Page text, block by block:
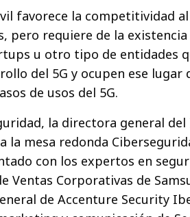
favorece la competitividad
pero requiere de la existencia
u otro tipo de entidades
del 5G y ocupen ese lugar
de usos del 5G.
la directora general del
la mesa redonda
con los expertos en
Ventas Corporativas de
de Accenture Security